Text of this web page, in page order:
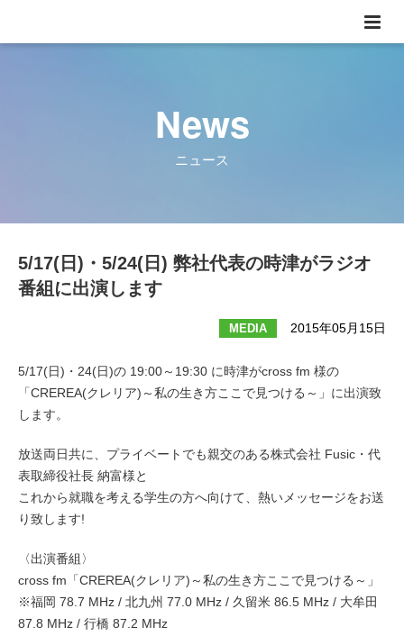
News
ニュース
5/17(日)・5/24(日) 弊社代表の時津がラジオ
番組に出演します
MEDIA 2015年05月15日
5/17(日)・24(日)の 19:00～19:30 に時津がcross fm 様の
「CREREA(クレリア)～私の生き方ここで見つける～」に出演致
します。
放送両日共に、プライベートでも親交のある株式会社 Fusic・代
表取締役社長 納富様と
これから就職を考える学生の方へ向けて、熱いメッセージをお送
り致します!
〈出演番組〉
cross fm「CREREA(クレリア)～私の生き方ここで見つける～」
※福岡 78.7 MHz / 北九州 77.0 MHz / 久留米 86.5 MHz / 大牟田
87.8 MHz / 行橋 87.2 MHz